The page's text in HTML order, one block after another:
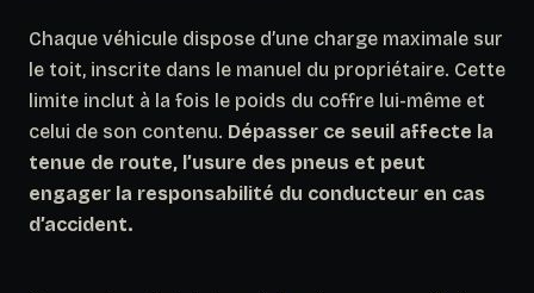
Chaque véhicule dispose d’une charge maximale sur
le toit, inscrite dans le manuel du propriétaire. Cette
limite inclut à la fois le poids du coffre lui-même et
celui de son contenu. Dépasser ce seuil affecte la
tenue de route, l’usure des pneus et peut
engager la responsabilité du conducteur en cas
d’accident.